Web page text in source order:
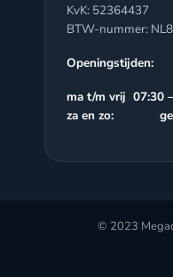
KvK: 52364437
BTW-nummer:
Openingstijden:
ma t/m vrij 07:30
za en zo:
© 2023